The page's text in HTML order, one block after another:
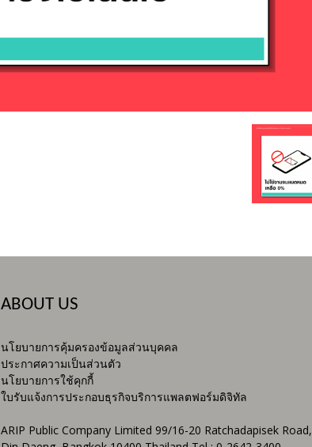
ABOUT US
นโยบายการคุ้มครองข้อมูลส่วนบุคคล
ประกาศความเป็นส่วนตัว
นโยบายการใช้คุกกี้
ใบรับแจ้งการประกอบธุรกิจบริการแพลตฟอร์มดิจิทัล
ARIP Public Company Limited 99/16-20 Ratchadapisek Road,